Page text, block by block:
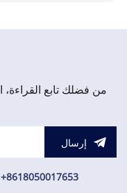
من فضلك تابع
إرسال